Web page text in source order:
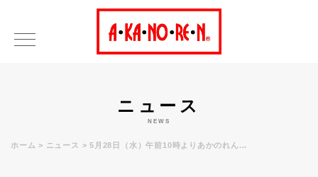
ニュース
NEWS
ホーム ニュース 5月28日（水）午前10時よりあかのれん...